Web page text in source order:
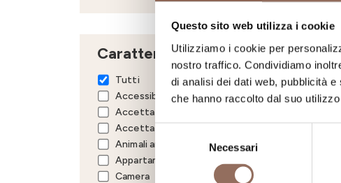
Questo sito web utilizza i cookie
Utilizziamo i cookie per
nostro traffico. Condividiamo
di analisi dei dati web, pubblicità
che hanno raccolto dal suo
del
Necessari
Caratteristiche
Tutti
Accessibile ai disabili
Accettazione gruppi
Accettazione studenti
Animali ammessi
Appartamento
Camera